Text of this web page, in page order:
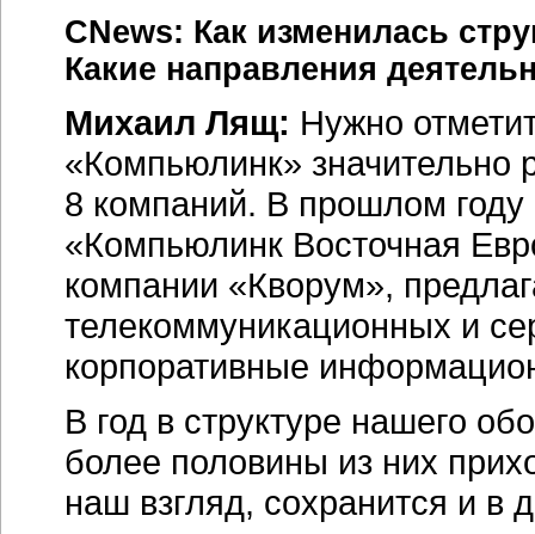
CNews: Как изменилась
Какие направления
Михаил Лящ: Нужно
«Компьюлинк» значительно
8 компаний. В прошлом
«Компьюлинк Восточная
компании «Кворум»,
телекоммуникационных и
корпоративные
В год в структуре нашего
более половины из них
наш взгляд, сохранится и в